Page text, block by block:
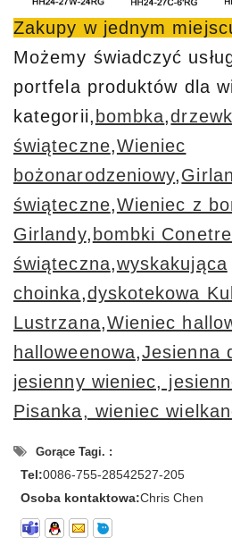
Zakupy w jednym
Możemy świadczyć
portfela produktów dla
kategorii, bombka,
świąteczne,Wieniec
bożonarodzeniowy,
świąteczne,Wieniec z
Girlandy, bombki
świąteczna,wyskakująca
choinka,dyskotekowa
Lustrzana,Wieniec
halloweenowa,Jesienna
jesienny wieniec,
Pisanka, wieniec
Gorące Tagi. :
Tel:0086-755-28542527-205
Osoba kontaktowa:Chris Chen